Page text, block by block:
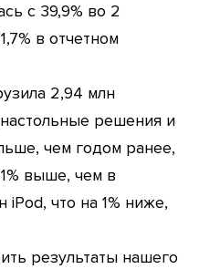
с 39,9% во 2
в отчетном
2,94 млн
решения и
чем годом ранее,
выше, чем в
iPod, что на 1% ниже,
результаты нашего